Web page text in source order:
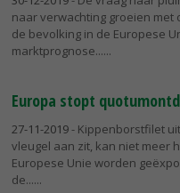
naar verwachting groeien met
de bevolking in de Europese
marktprognose...
Europa stopt
27-11-2019- Kippenborstfilet
vleugel aan zit, kan niet meer
Europese Unie worden
de...